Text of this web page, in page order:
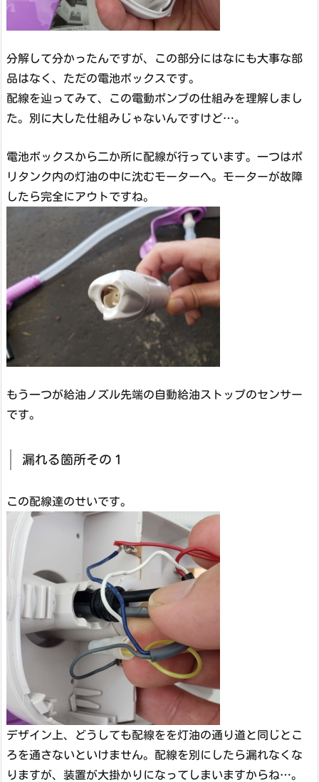
分解して分かったんですが、この部分にはなにも大事な部
品はなく、ただの電池ボックスです。
配線を辿ってみて、この電動ポンプの仕組みを理解しまし
た。別に大した仕組みじゃないんですけど…。
電池ボックスから二か所に配線が行っています。一つはポ
リタンク内の灯油の中に沈むモーターへ。モーターが故障
したら完全にアウトですね。
もう一つが給油ノズル先端の自動給油ストップのセンサー
です。
漏れる箇所その１
この配線達のせいです。
デザイン上、どうしても配線をを灯油の通り道と同じとこ
ろを通さないといけません。配線を別にしたら漏れなくな
りますが、装置が大掛かりになってしまいますからね…。